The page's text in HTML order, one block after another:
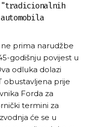
"tradicionalnih
prima narudžbe
godišnju povijest u
odluka dolazi
obustavljena prije
Forda za
termini za
će se u